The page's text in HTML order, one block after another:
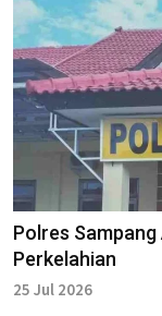
Polres
Perkelahian
25 Jul 2026